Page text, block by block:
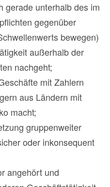
gerade unterhalb des im
gegenüber
bewegen)
außerhalb der
nachgeht;
mit Zahlern
aus Ländern mit
macht;
gruppenweiter
oder inkonsequent
angehört und